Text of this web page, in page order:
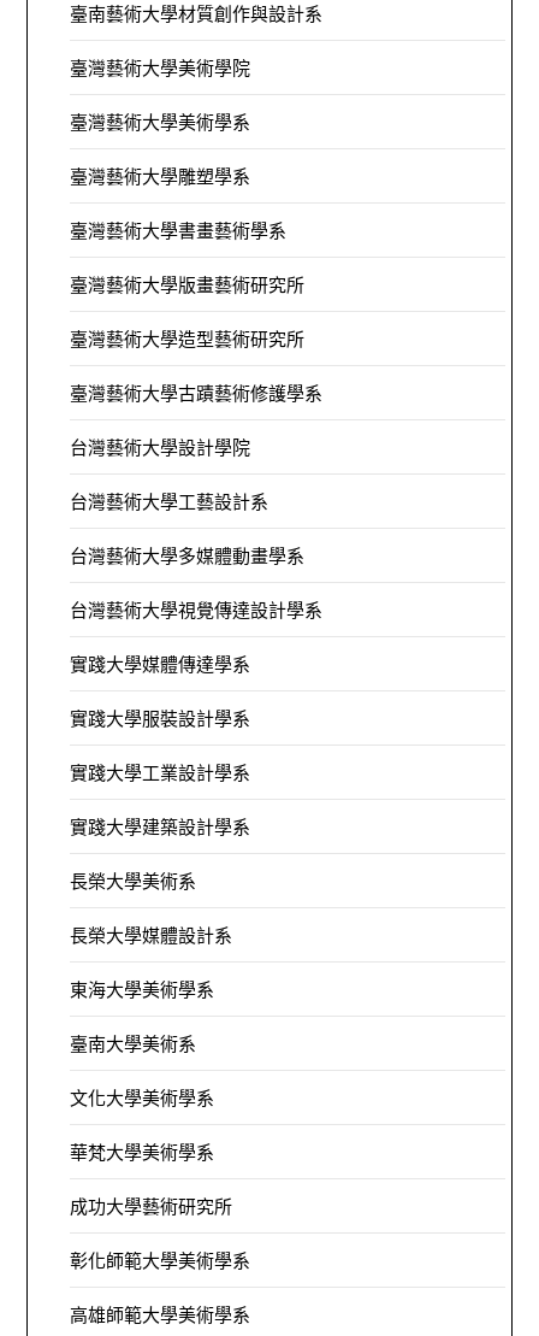
臺南藝術大學材質創作與設計系
臺灣藝術大學美術學院
臺灣藝術大學美術學系
臺灣藝術大學雕塑學系
臺灣藝術大學書畫藝術學系
臺灣藝術大學版畫藝術研究所
臺灣藝術大學造型藝術研究所
臺灣藝術大學古蹟藝術修護學系
台灣藝術大學設計學院
台灣藝術大學工藝設計系
台灣藝術大學多媒體動畫學系
台灣藝術大學視覺傳達設計學系
實踐大學媒體傳達學系
實踐大學服裝設計學系
實踐大學工業設計學系
實踐大學建築設計學系
長榮大學美術系
長榮大學媒體設計系
東海大學美術學系
臺南大學美術系
文化大學美術學系
華梵大學美術學系
成功大學藝術研究所
彰化師範大學美術學系
高雄師範大學美術學系